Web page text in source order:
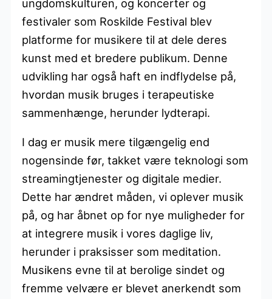
ungdomskulturen, og koncerter og
festivaler som Roskilde Festival blev
platforme for musikere til at dele deres
kunst med et bredere publikum. Denne
udvikling har også haft en indflydelse på,
hvordan musik bruges i terapeutiske
sammenhænge, herunder lydterapi.
I dag er musik mere tilgængelig end
nogensinde før, takket være teknologi som
streamingtjenester og digitale medier.
Dette har ændret måden, vi oplever musik
på, og har åbnet op for nye muligheder for
at integrere musik i vores daglige liv,
herunder i praksisser som meditation.
Musikens evne til at berolige sindet og
fremme velvære er blevet anerkendt som